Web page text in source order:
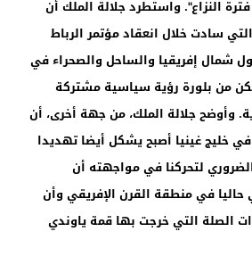
النزاع". واستطرد جلالة الملك أن
سادت خلال انعقاد مؤتمر الرباط
شمال إفريقيا والساحل والصحراء في
من بلورة رؤية سياسية مشتركة
وأوضح جلالة الملك، من جهة أخرى، أن
خليج غينيا أصبح يشكل أيضا تهديدا
لتحركنا في مواجهته أن
حاليا في منطقة القرن الإفريقي وأن
الصلة التي خرجت بها قمة ياوندي